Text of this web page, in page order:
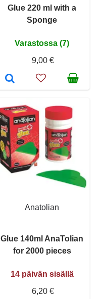
Glue 220 ml with a
Sponge
Varastossa (7)
9,00 €
Anatolian
Glue 140ml AnaTolian
for 2000 pieces
14 päivän sisällä
6,20 €